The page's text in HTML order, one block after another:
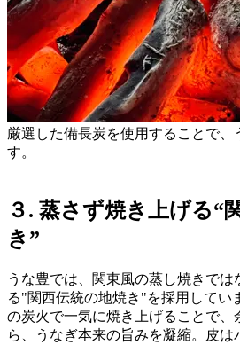
厳選した備長炭を使用することで
す。
３. 蒸さず焼き上げる“
き”
うな豊では、関東風の蒸し焼きで
る"関西伝統の地焼き"を採用してい
の炭火で一気に焼き上げることで、
ら、うなぎ本来の旨みを凝縮。皮は